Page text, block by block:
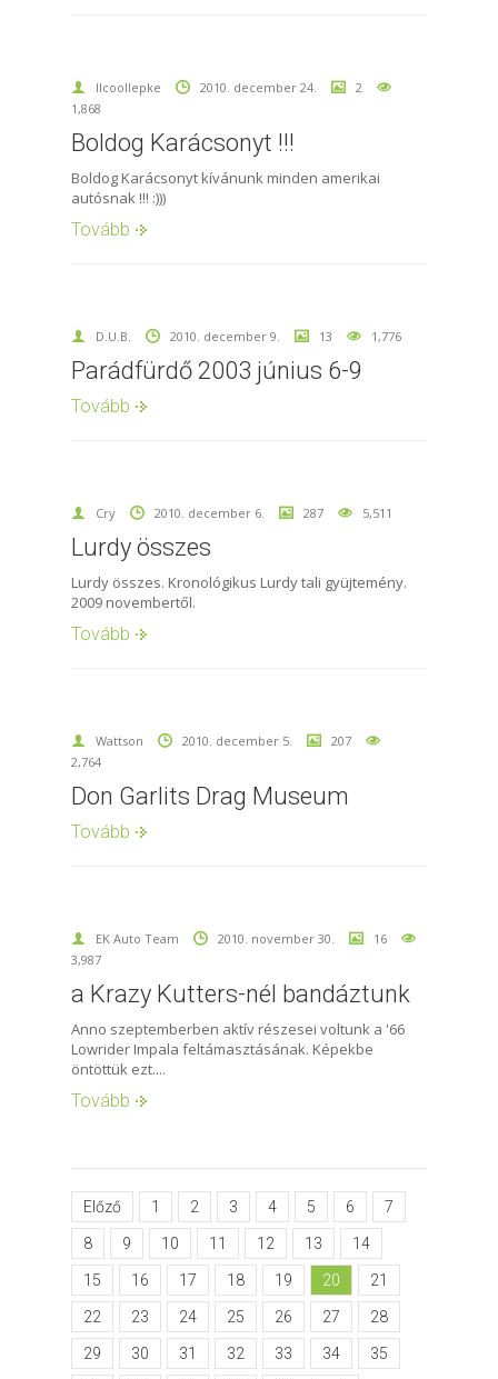
llcoollepke 2010. december 24.
2
1,868
Boldog Karácsonyt !!!
Boldog Karácsonyt kívánunk minden amerikai
autósnak !!! :)))
Tovább
D.U.B. 2010. december 9. 13 1,776
Parádfürdő 2003 június 6-9
Tovább
Cry 2010. december 6. 287 5,511
Lurdy összes
Lurdy összes. Kronológikus Lurdy tali gyüjtemény.
2009 novembertől.
Tovább
Wattson 2010. december 5.
207
2,764
Don Garlits Drag Museum
Tovább
EK Auto Team 2010. november 30.
16
3,987
a Krazy Kutters-nél bandáztunk
Anno szeptemberben aktív részesei voltunk a '66
Lowrider Impala feltámasztásának. Képekbe
öntöttük ezt....
Tovább
Előző 1 2 3 4 5 6 7
8 9 10 11 12 13 14
15 16 17 18 19 20 21
22 23 24 25 26 27 28
29 30 31 32 33 34 35